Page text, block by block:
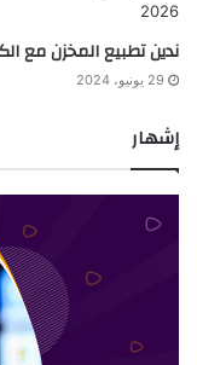
ندين تطبيع المخزن مع
29 يونيو، 2024
إشهار